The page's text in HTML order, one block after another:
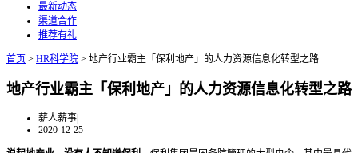
最新动态
渠道合作
推荐有礼
首页 > HR科学院 > 地产行业霸主「保利地产」的人力资源信息化转型之路
地产行业霸主「保利地产」的人力资源信息化转型之路
薪人薪事|
2020-12-25